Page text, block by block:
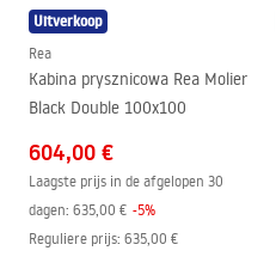
Uitverkoop
Rea
Kabina prysznicowa Rea Molier
Black Double 100x100
604,00 €
Laagste prijs in de afgelopen 30
dagen: 635,00 € -5%
Reguliere prijs: 635,00 €